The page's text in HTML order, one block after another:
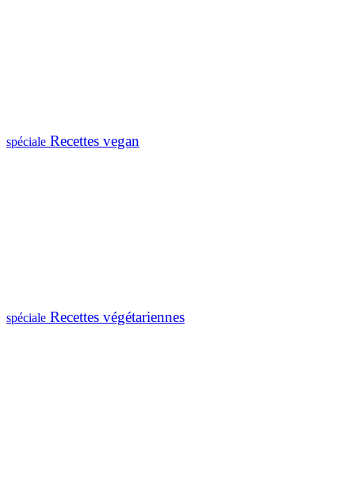
spéciale Recettes vegan
spéciale Recettes végétariennes